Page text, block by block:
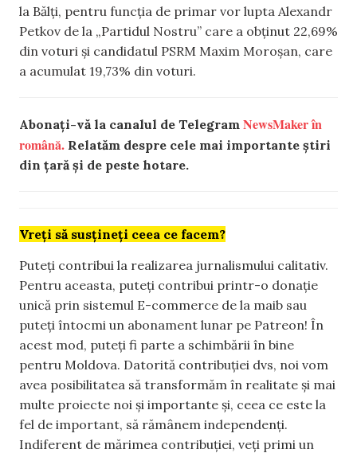
la Bălți, pentru funcția de primar vor lupta Alexandr
Petkov de la „Partidul Nostru” care a obținut 22,69%
din voturi și candidatul PSRM Maxim Moroșan, care
a acumulat 19,73% din voturi.
Abonați-vă la canalul de Telegram NewsMaker în
română. Relatăm despre cele mai importante știri
din țară și de peste hotare.
Vreți să susțineți ceea ce facem?
Puteți contribui la realizarea jurnalismului calitativ.
Pentru aceasta, puteți contribui printr-o donație
unică prin sistemul E-commerce de la maib sau
puteți întocmi un abonament lunar pe Patreon! În
acest mod, puteți fi parte a schimbării în bine
pentru Moldova. Datorită contribuției dvs, noi vom
avea posibilitatea să transformăm în realitate și mai
multe proiecte noi și importante și, ceea ce este la
fel de important, să rămânem independenți.
Indiferent de mărimea contribuției, veți primi un